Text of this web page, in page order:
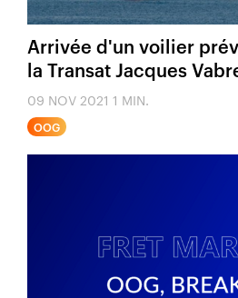
Arrivée d'un voilier
la Transat Jacques
09 NOV 2021 1 MIN.
OOG